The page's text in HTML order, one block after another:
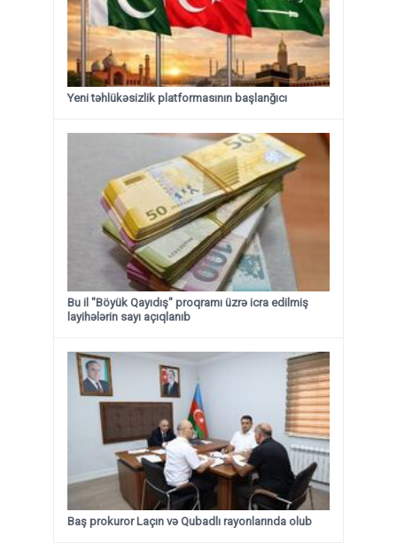
Yeni təhlükəsizlik platformasının başlanğıcı
Bu il "Böyük Qayıdış" proqramı üzrə icra edilmiş
layihələrin sayı açıqlanıb
Baş prokuror Laçın və Qubadlı rayonlarında olub